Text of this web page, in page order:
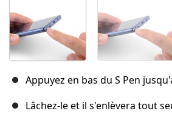
Appuyez en bas du S Pen
Lâchez-le et il s'enlèvera tout